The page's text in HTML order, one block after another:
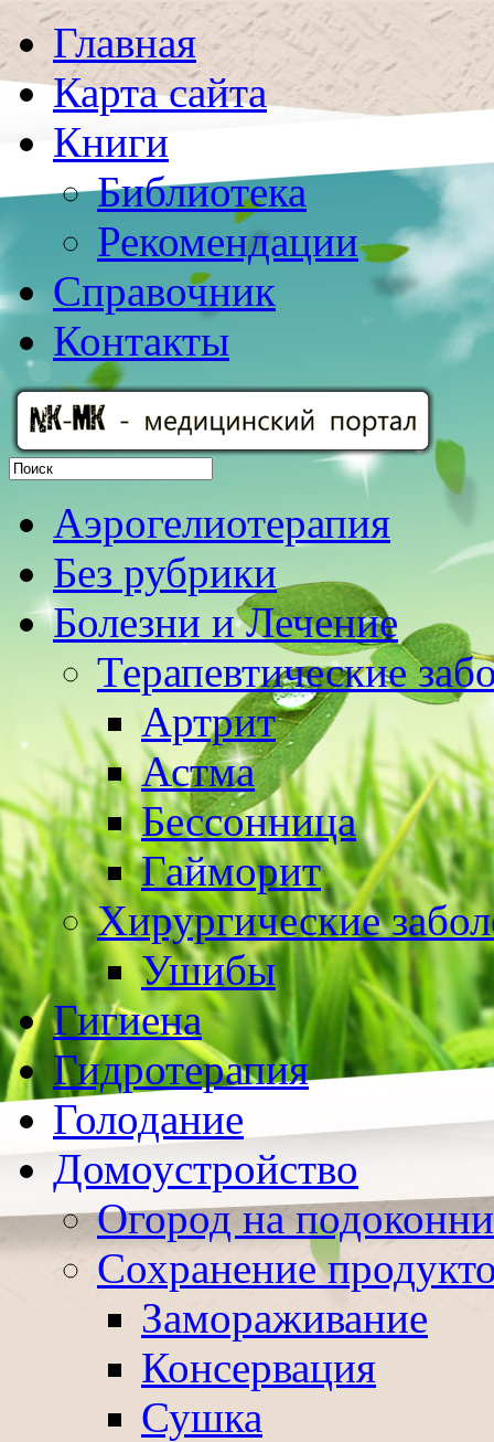
Главная
Карта сайта
Книги
Библиотека
Рекомендации
Справочник
Контакты
Аэрогелиотерапия
Без рубрики
Болезни и Лечение
Терапевтические
Артрит
Астма
Бессонница
Гайморит
Хирургические
Ушибы
Гигиена
Гидротерапия
Голодание
Домоустройство
Огород на
Сохранение
Замораживание
Консервация
Сушка